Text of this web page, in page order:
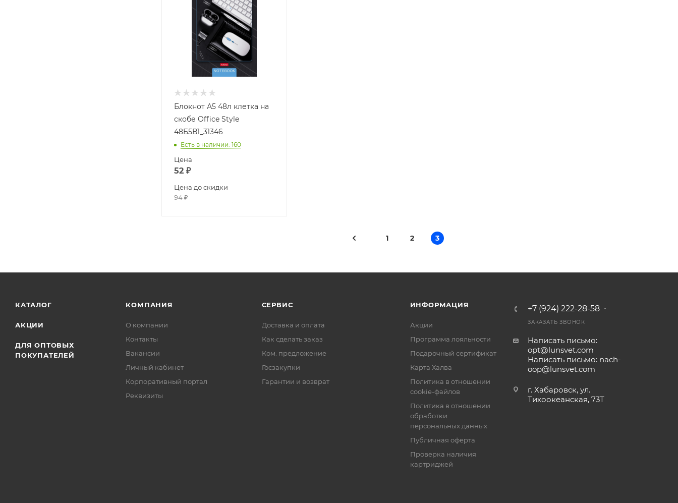
Блокнот А5 48л клетка на
скобе Office Style
48Б5В1_31346
Есть в наличии: 160
Цена
52 ₽
Цена до скидки
94₽
1 2 3
КАТАЛОГ
АКЦИИ
ДЛЯ ОПТОВЫХ
ПОКУПАТЕЛЕЙ
КОМПАНИЯ
О компании
Контакты
Вакансии
Личный кабинет
Корпоративный портал
Реквизиты
СЕРВИС
Доставка и оплата
Как сделать заказ
Ком. предложение
Госзакупки
Гарантии и возврат
ИНФОРМАЦИЯ
Акции
Программа лояльности
Подарочный сертификат
Карта Халва
Политика в отношении
cookie-файлов
Политика в отношении
обработки
персональных данных
Публичная оферта
Проверка наличия
картриджей
+7 (924) 222-28-58
ЗАКАЗАТЬ ЗВОНОК
Написать письмо:
opt@lunsvet.com
Написать письмо: nach-
oop@lunsvet.com
г. Хабаровск, ул.
Тихоокеанская, 73Т